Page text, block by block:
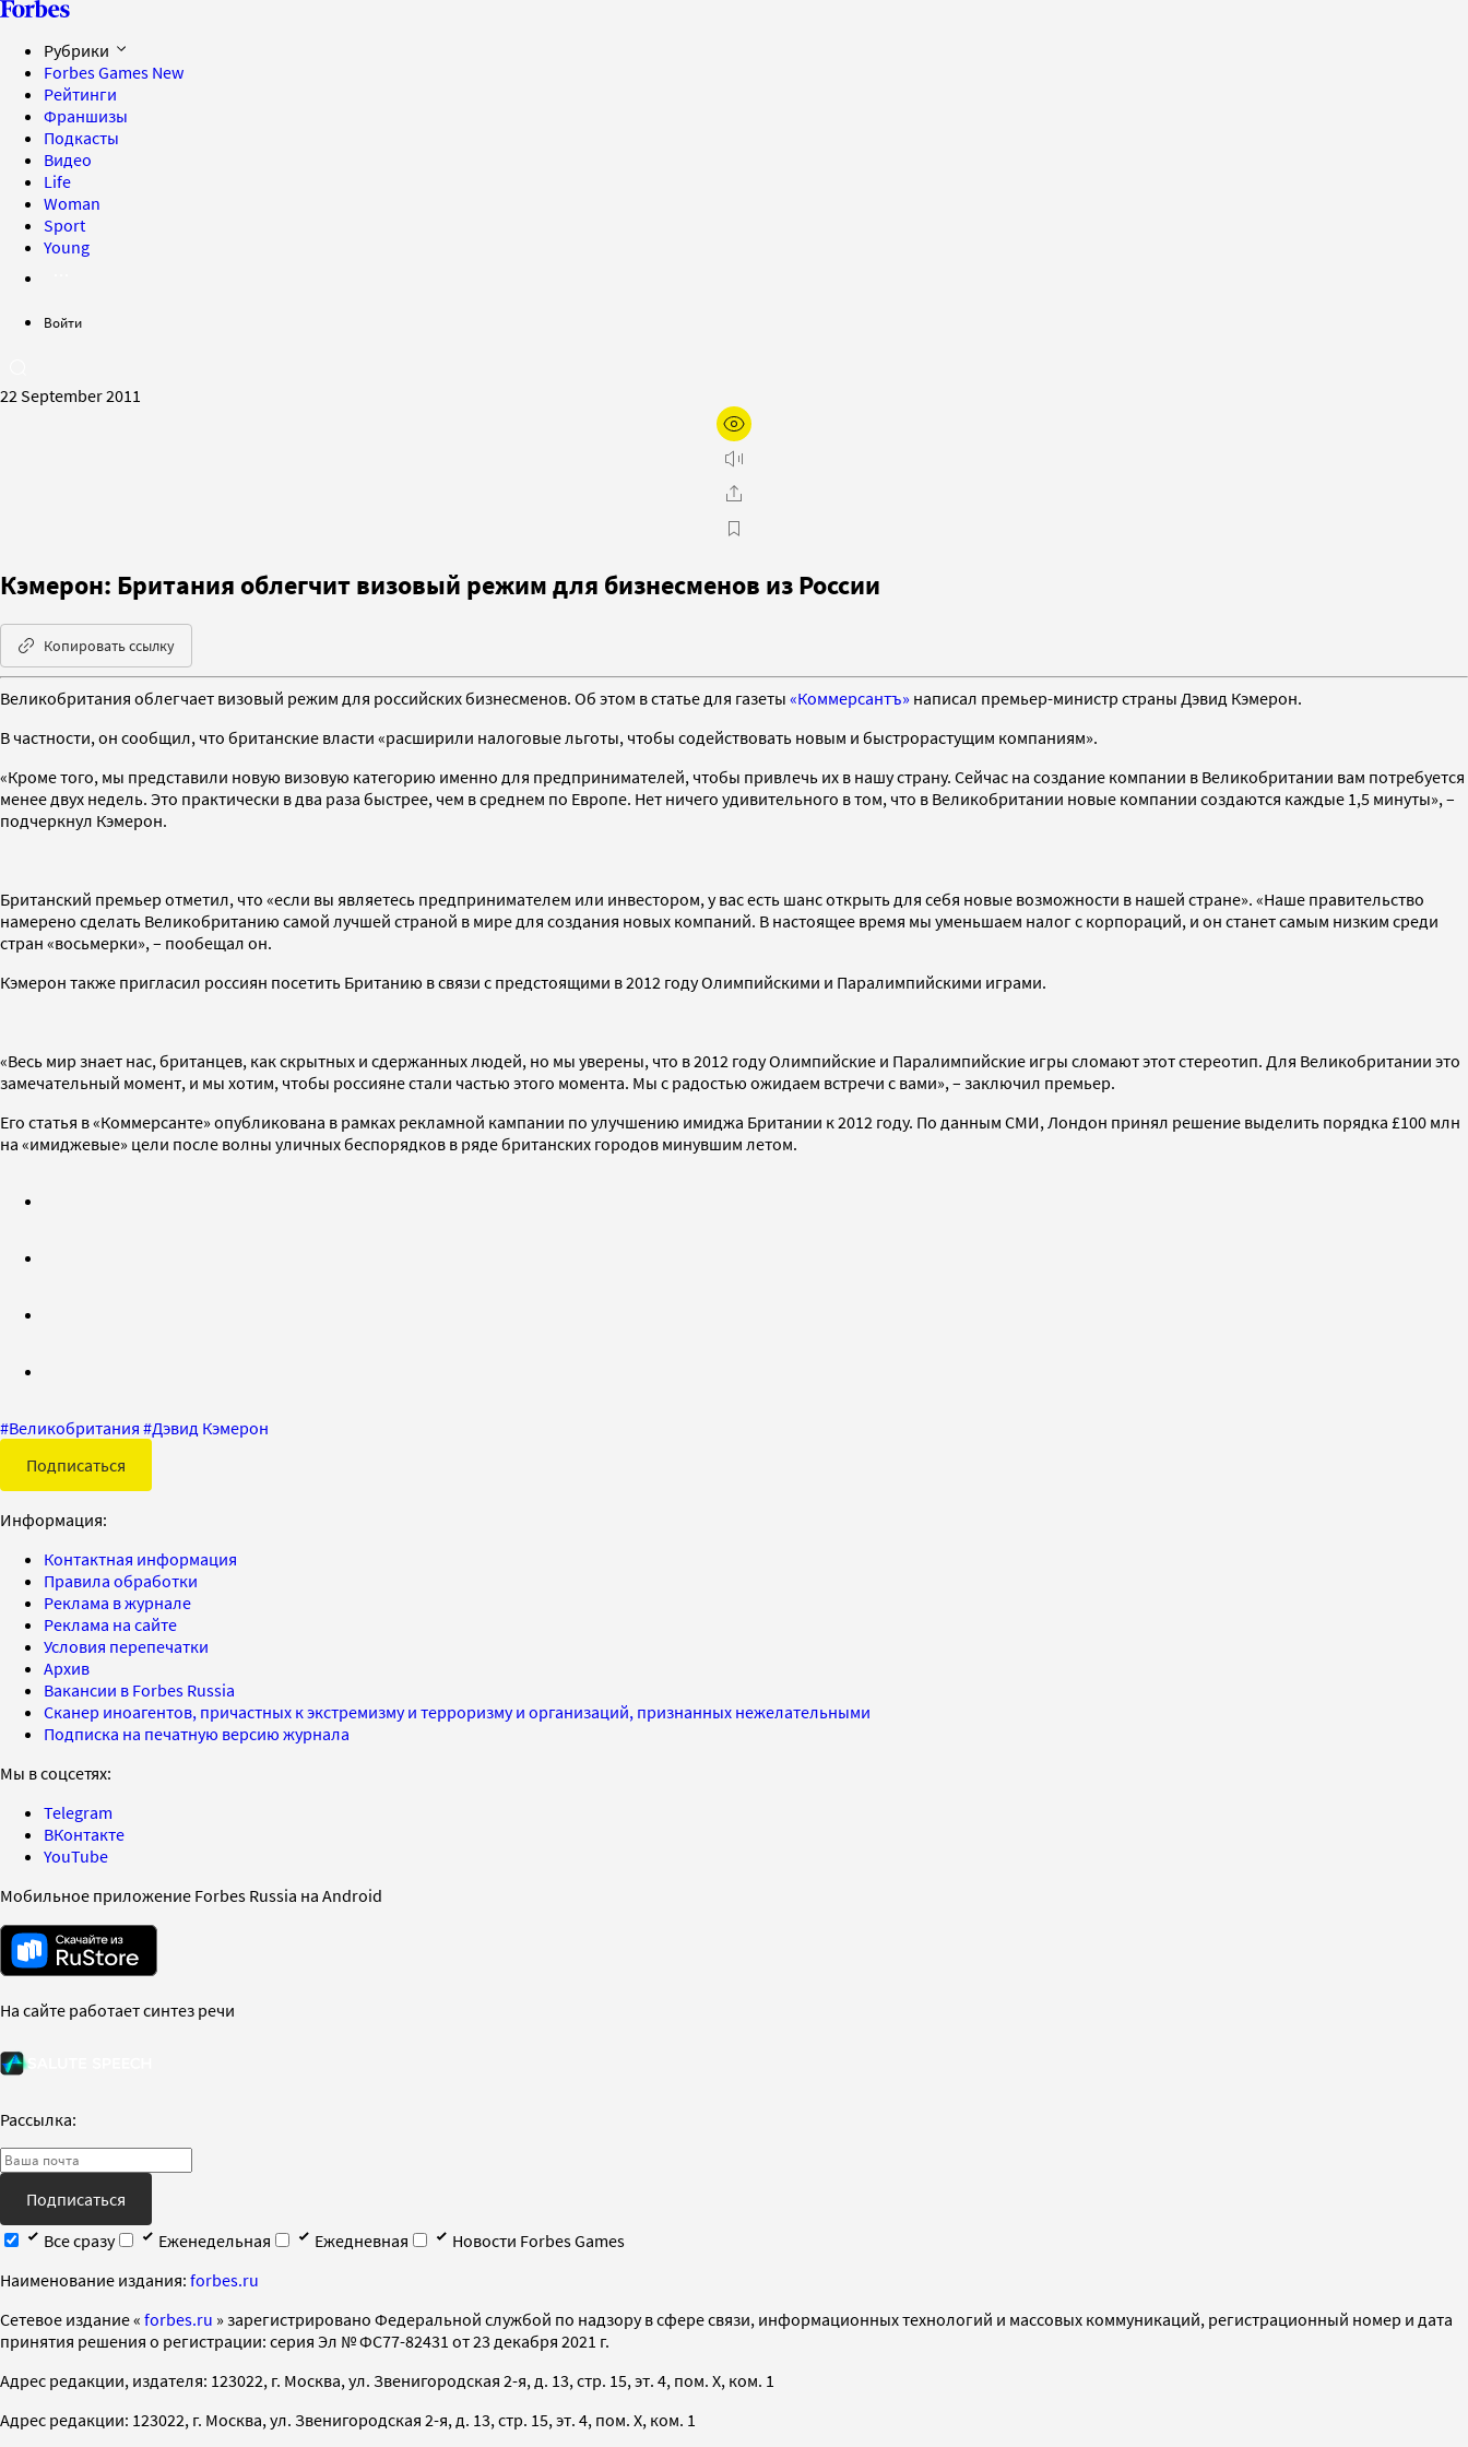
Рубрики
Forbes Games New
Рейтинги
Франшизы
Подкасты
Видео
Life
Woman
Sport
Young
Войти
22 September 2011
Кэмерон: Британия облегчит визовый режим для бизнесменов из России
Копировать ссылку
Великобритания облегчает визовый режим для российских бизнесменов. Об этом в статье для газеты «Коммерсантъ» написал премьер-министр страны Дэвид Кэмерон.
В частности, он сообщил, что британские власти «расширили налоговые льготы, чтобы содействовать новым и быстрорастущим компаниям».
«Кроме того, мы представили новую визовую категорию именно для предпринимателей, чтобы привлечь их в нашу страну. Сейчас на создание компании в Великобритании вам потребуется
менее двух недель. Это практически в два раза быстрее, чем в среднем по Европе. Нет ничего удивительного в том, что в Великобритании новые компании создаются каждые 1,5 минуты», –
подчеркнул Кэмерон.
Британский премьер отметил, что «если вы являетесь предпринимателем или инвестором, у вас есть шанс открыть для себя новые возможности в нашей стране». «Наше правительство
намерено сделать Великобританию самой лучшей страной в мире для создания новых компаний. В настоящее время мы уменьшаем налог с корпораций, и он станет самым низким среди
стран «восьмерки», – пообещал он.
Кэмерон также пригласил россиян посетить Британию в связи с предстоящими в 2012 году Олимпийскими и Паралимпийскими играми.
«Весь мир знает нас, британцев, как скрытных и сдержанных людей, но мы уверены, что в 2012 году Олимпийские и Паралимпийские игры сломают этот стереотип. Для Великобритании это
замечательный момент, и мы хотим, чтобы россияне стали частью этого момента. Мы с радостью ожидаем встречи с вами», – заключил премьер.
Его статья в «Коммерсанте» опубликована в рамках рекламной кампании по улучшению имиджа Британии к 2012 году. По данным СМИ, Лондон принял решение выделить порядка £100 млн
на «имиджевые» цели после волны уличных беспорядков в ряде британских городов минувшим летом.
#Великобритания #Дэвид Кэмерон
Подписаться
Информация:
Контактная информация
Правила обработки
Реклама в журнале
Реклама на сайте
Условия перепечатки
Архив
Вакансии в Forbes Russia
Сканер иноагентов, причастных к экстремизму и терроризму и организаций, признанных нежелательными
Подписка на печатную версию журнала
Мы в соцсетях:
Telegram
ВКонтакте
YouTube
Мобильное приложение Forbes Russia на Android
На сайте работает синтез речи
Рассылка:
Подписаться
Все сразу
Еженедельная Ежедневная
Новости Forbes Games
Наименование издания: forbes.ru
Cетевое издание « forbes.ru » зарегистрировано Федеральной службой по надзору в сфере связи, информационных технологий и массовых коммуникаций, регистрационный номер и дата
принятия решения о регистрации: серия Эл № ФС77-82431 от 23 декабря 2021 г.
Адрес редакции, издателя: 123022, г. Москва, ул. Звенигородская 2-я, д. 13, стр. 15, эт. 4, пом. X, ком. 1
Адрес редакции: 123022, г. Москва, ул. Звенигородская 2-я, д. 13, стр. 15, эт. 4, пом. X, ком. 1